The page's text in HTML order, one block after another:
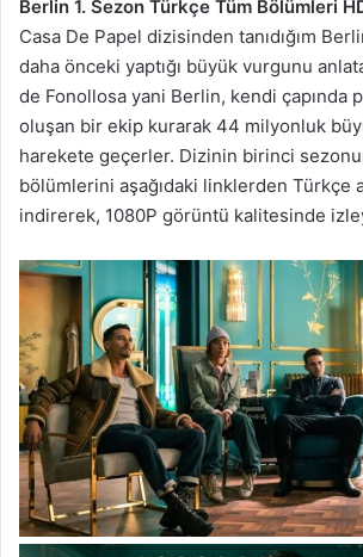
Berlin 1. Sezon Türkçe Tüm Bölümleri
Casa De Papel dizisinden tanıdığım
daha önceki yaptığı büyük vurgunu
de Fonollosa yani Berlin, kendi çapında
oluşan bir ekip kurarak 44 milyonluk
harekete geçerler. Dizinin birinci
bölümlerini aşağıdaki linklerden Türkçe
indirerek, 1080P görüntü kalitesinde